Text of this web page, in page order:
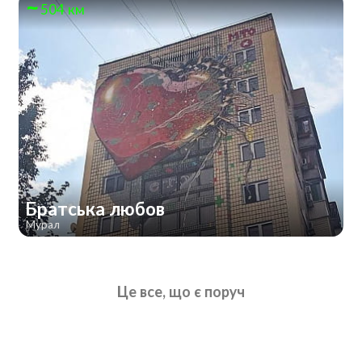
504 км
Братська любов
Мурал
Це все, що є поруч